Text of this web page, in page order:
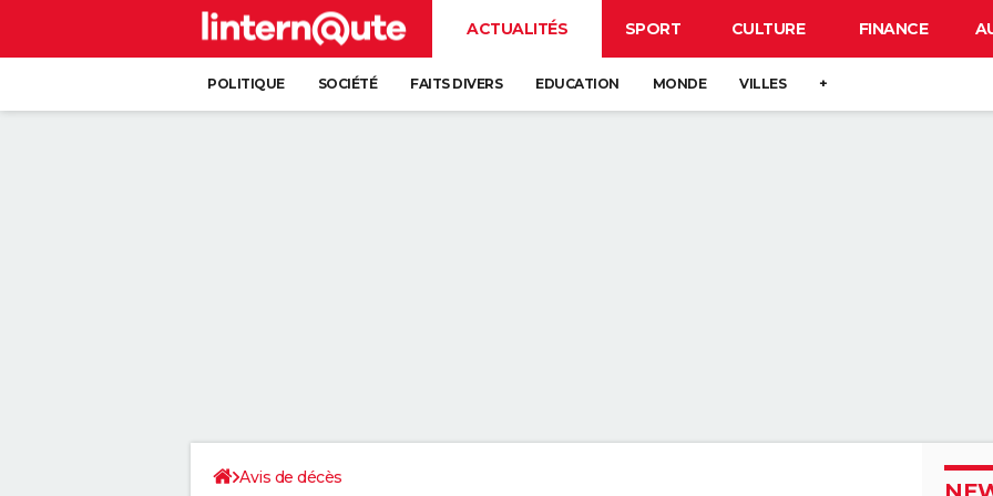
ACTUALITÉS SPORT CULTURE FINANCE
POLITIQUE SOCIÉTÉ FAITS DIVERS EDUCATION MONDE VILLES +
Avis de décès